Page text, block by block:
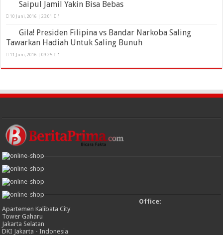
Saipul Jamil Yakin Bisa Bebas
10 Juni, 2016 | 23:01 1
Gila! Presiden Filipina vs Bandar Narkoba Saling
Tawarkan Hadiah Untuk Saling Bunuh
11 Juni, 2016 | 09:25 1
Office:
Apartemen Kalibata City
Tower Gaharu
Jakarta Selatan
DKI Jakarta - Indonesia